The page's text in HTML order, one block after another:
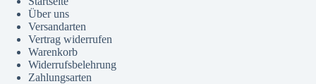
Über uns
Versandarten
Vertrag widerrufen
Warenkorb
Widerrufsbelehrung
Zahlungsarten